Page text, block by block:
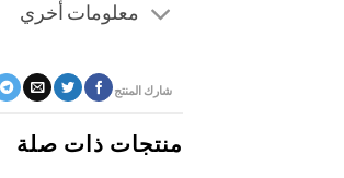
معلومات أخري
شارك المنتج
منتجات ذات صلة